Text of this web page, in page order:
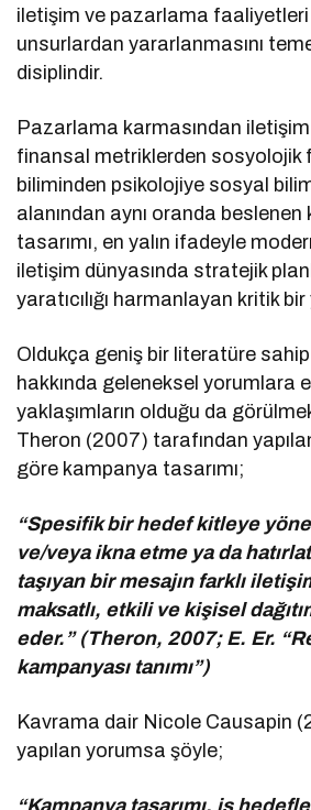
iletişim ve pazarlama
unsurlardan yararlanmasını
disiplindir.
Pazarlama karmasından
finansal metriklerden sosyolojik
biliminden psikolojiye sosyal
alanından aynı oranda
tasarımı, en yalın ifadeyle
iletişim dünyasında stratejik
yaratıcılığı harmanlayan kritik
Oldukça geniş bir literatüre
hakkında geleneksel yorumlara
yaklaşımların olduğu da
Theron (2007) tarafından
göre kampanya tasarımı;
“Spesifik bir hedef kitleye
ve/veya ikna etme ya da
taşıyan bir mesajın farklı
maksatlı, etkili ve kişisel
eder.” (Theron, 2007; E. Er.
kampanyası tanımı”)
Kavrama dair Nicole Causapin
yapılan yorumsa şöyle;